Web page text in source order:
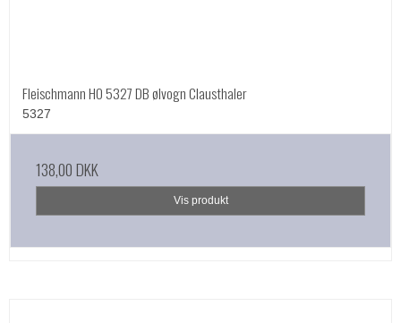
Fleischmann HO 5327 DB ølvogn Clausthaler
5327
138,00 DKK
Vis produkt